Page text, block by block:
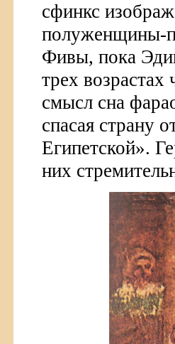
сфинкс
полуженщины-
Фивы, пока
трех
смысл сна
спасая страну
Египетской».
них